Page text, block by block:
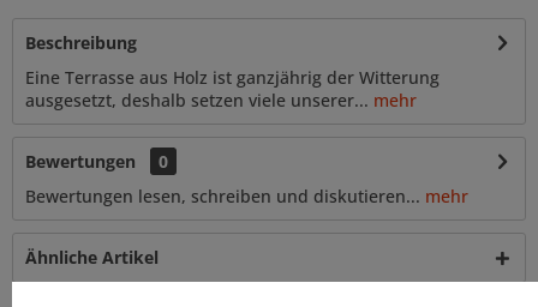
Beschreibung
Eine Terrasse aus Holz ist ganzjährig der Witterung
ausgesetzt, deshalb setzen viele unserer... mehr
Bewertungen
0
Bewertungen lesen, schreiben und diskutieren... mehr
Ähnliche Artikel